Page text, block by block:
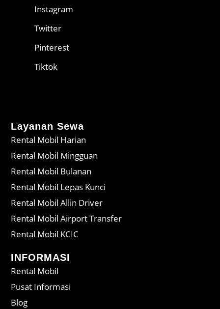
Instagram
Twitter
Pinterest
Tiktok
Layanan Sewa
Rental Mobil Harian
Rental Mobil Mingguan
Rental Mobil Bulanan
Rental Mobil Lepas Kunci
Rental Mobil Allin Driver
Rental Mobil Airport Transfer
Rental Mobil KCIC
INFORMASI
Rental Mobil
Pusat Informasi
Blog